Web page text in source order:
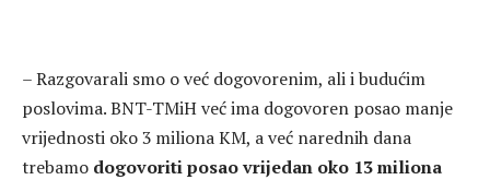
– Razgovarali smo o već dogovorenim, ali i budućim
poslovima. BNT-TMiH već ima dogovoren posao manje
vrijednosti oko 3 miliona KM, a već narednih dana
trebamo dogovoriti posao vrijedan oko 13 miliona